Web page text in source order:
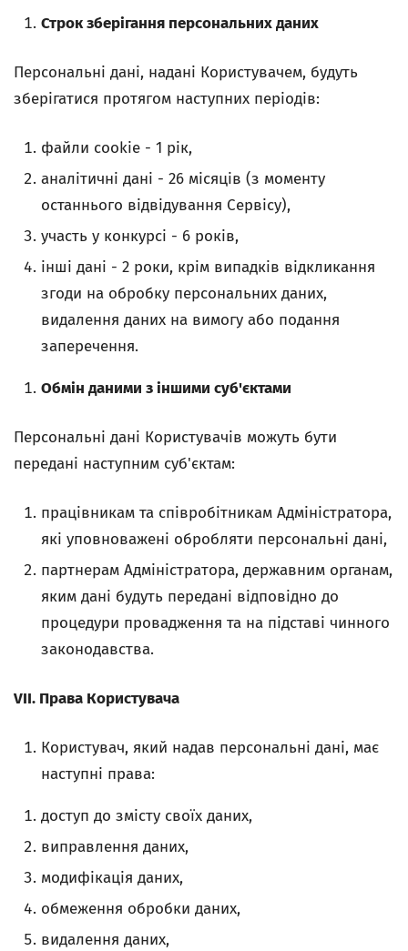
Строк зберігання персональних даних
Персональні дані, надані Користувачем, будуть
зберігатися протягом наступних періодів:
файли cookie - 1 рік,
аналітичні дані - 26 місяців (з моменту
останнього відвідування Сервісу),
участь у конкурсі - 6 років,
інші дані - 2 роки, крім випадків відкликання
згоди на обробку персональних даних,
видалення даних на вимогу або подання
заперечення.
Обмін даними з іншими суб'єктами
Персональні дані Користувачів можуть бути
передані наступним суб'єктам:
працівникам та співробітникам Адміністратора,
які уповноважені обробляти персональні дані,
партнерам Адміністратора, державним органам,
яким дані будуть передані відповідно до
процедури провадження та на підставі чинного
законодавства.
VII. Права Користувача
Користувач, який надав персональні дані, має
наступні права:
доступ до змісту своїх даних,
виправлення даних,
модифікація даних,
обмеження обробки даних,
видалення даних,